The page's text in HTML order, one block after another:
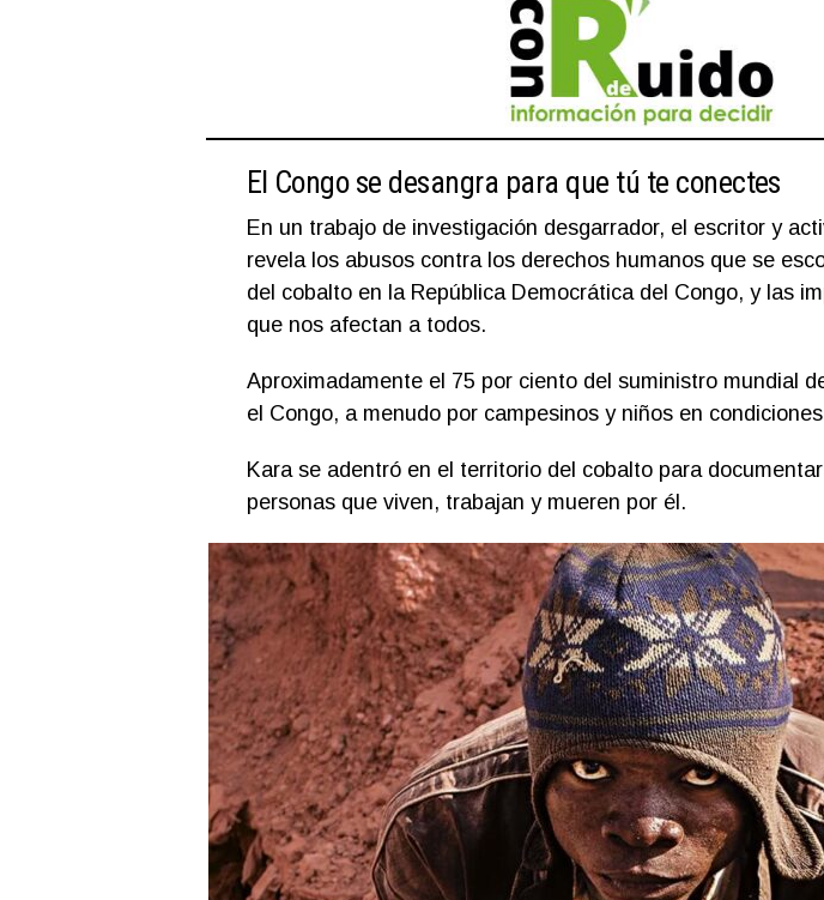
El Congo se desangra para que tú te conectes
En un trabajo de investigación desgarrador, el escritor y
revela los abusos contra los derechos humanos que se
del cobalto en la República Democrática del Congo, y las
que nos afectan a todos.
Aproximadamente el 75 por ciento del suministro mundial
el Congo, a menudo por campesinos y niños en
Kara se adentró en el territorio del cobalto para
personas que viven, trabajan y mueren por él.